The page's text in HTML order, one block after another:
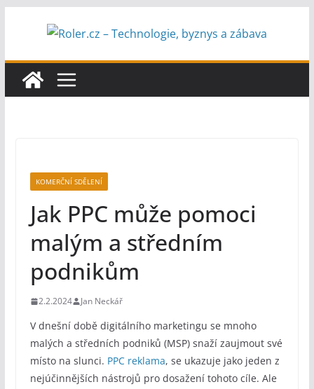
KOMERČNÍ SDĚLENÍ
Jak PPC může pomoci
malým a středním
podnikům
2.2.2024 Jan Neckář
V dnešní době digitálního marketingu se mnoho
malých a středních podniků (MSP) snaží zaujmout své
místo na slunci. PPC reklama, se ukazuje jako jeden z
nejúčinnějších nástrojů pro dosažení tohoto cíle. Ale